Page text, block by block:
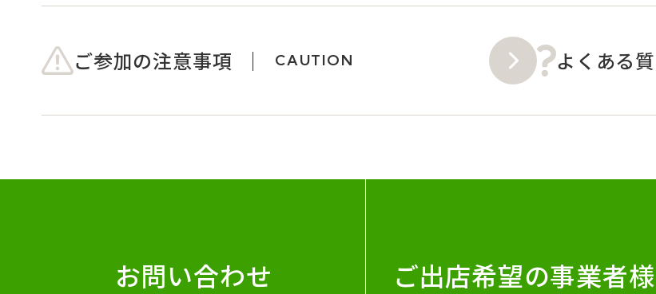
ご参加の注意事項 CAUTION よくある
お問い合わせ ご出店希望の事業者